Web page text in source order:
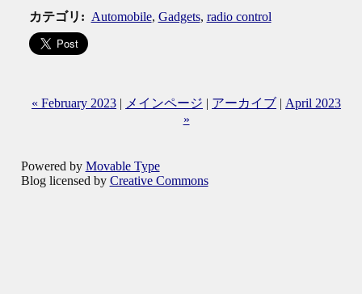
カテゴリ : Automobile, Gadgets, radio control
« February 2023 | メインページ | アーカイブ | April 2023
»
Powered by Movable Type
Blog licensed by Creative Commons